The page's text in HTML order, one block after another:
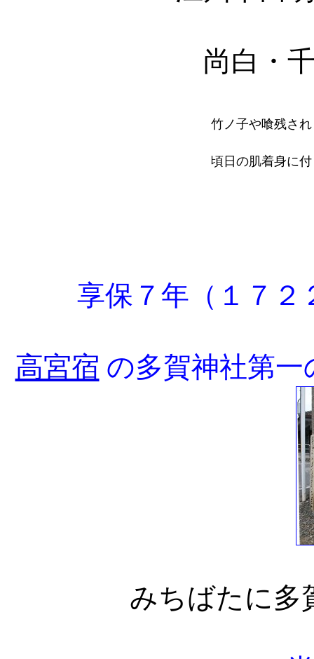
尚白・
竹ノ子や喰残さ
頃日の肌着身に
享保７年（１７２
高宮宿 の多賀神社第
みちばたに多